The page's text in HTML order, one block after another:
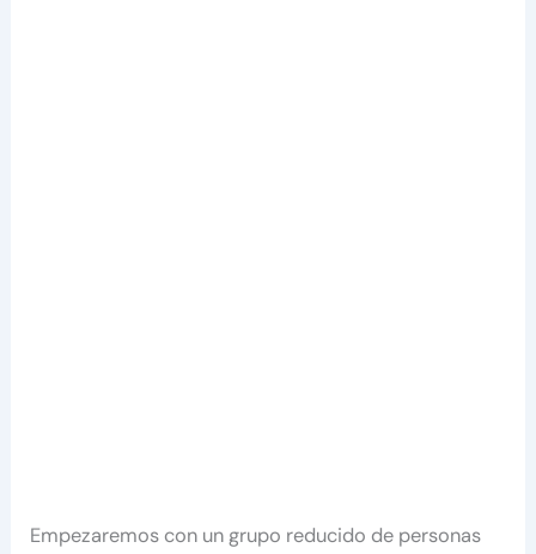
Empezaremos con un grupo reducido de personas